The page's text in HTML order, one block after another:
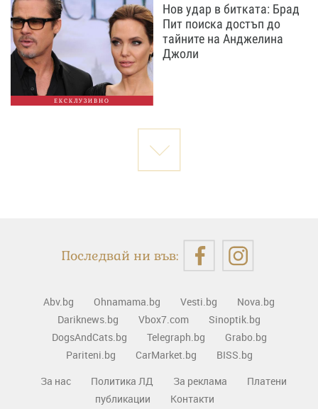
ЕКСКЛУЗИВНО
Нов удар в битката: Брад
Пит поиска достъп до
тайните на Анджелина
Джоли
Последвай ни във:
Abv.bg Ohnamama.bg Vesti.bg
Nova.bg
Dariknews.bg
Vbox7.com
Sinoptik.bg
DogsAndCats.bg
Telegraph.bg
Grabo.bg
Pariteni.bg
CarMarket.bg
BISS.bg
За нас
Политика ЛД За реклама
Платени
публикации
Контакти